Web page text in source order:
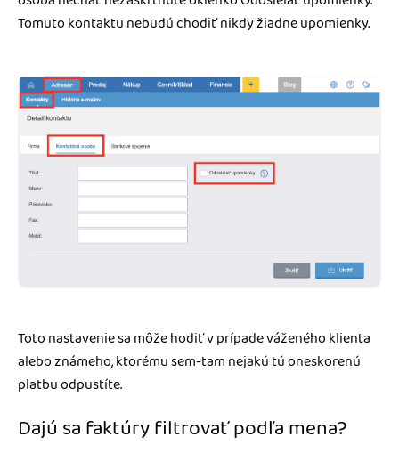
Tomuto kontaktu nebudú chodiť nikdy žiadne upomienky.
Toto nastavenie sa môže hodiť v prípade váženého klienta
alebo známeho, ktorému sem-tam nejakú tú oneskorenú
platbu odpustíte.
Dajú sa faktúry filtrovať podľa mena?